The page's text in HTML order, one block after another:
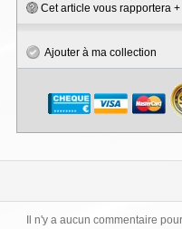
Cet article vous rapportera +
Ajouter à ma collection
Il n'y a aucun commentaire